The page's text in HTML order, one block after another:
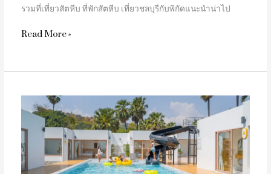
รวมที่เที่ยวสัตหีบ ที่พักสัตหีบ เที่ยวชลบุรีกับพิกัดแนะนำน่าไป
Read More »
Sunbeam
Beachfront
Villa
Hua
Hin
พูล